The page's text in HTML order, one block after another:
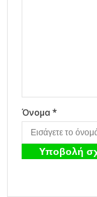
Όνομα *